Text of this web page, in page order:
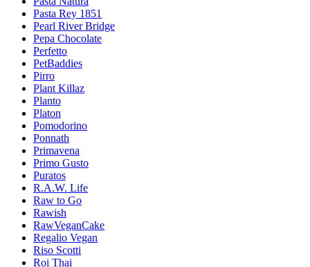
Pasta Rey 1851
Pearl River Bridge
Pepa Chocolate
Perfetto
PetBaddies
Pirro
Plant Killaz
Planto
Platon
Pomodorino
Ponnath
Primavena
Primo Gusto
Puratos
R.A.W. Life
Raw to Go
Rawish
RawVeganCake
Regalio Vegan
Riso Scotti
Roi Thai